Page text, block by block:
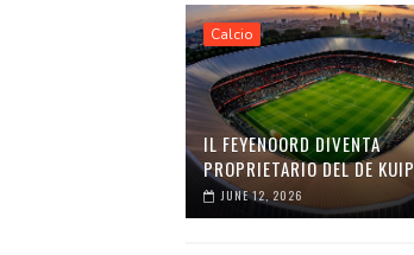
Calcio
IL FEYENOORD DIVENTA
PROPRIETARIO DEL DE KUIP
JUNE 12, 2026